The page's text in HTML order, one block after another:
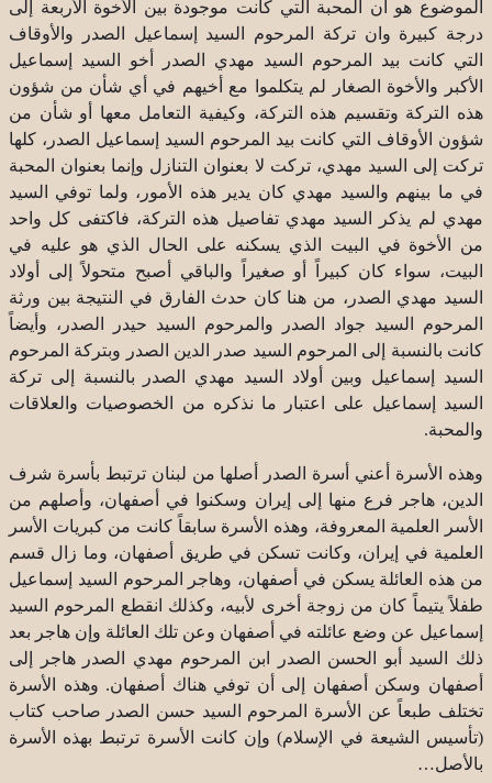
الموضوع هو أن المحبة التي كانت موجودة بين الأخوة الأربعة إلى
درجة كبيرة وان تركة المرحوم السيد إسماعيل الصدر والأوقاف
التي كانت بيد المرحوم السيد مهدي الصدر أخو السيد إسماعيل
الأكبر والأخوة الصغار لم يتكلموا مع أخيهم في أي شأن من شؤون
هذه التركة وتقسيم هذه التركة، وكيفية التعامل معها أو شأن من
شؤون الأوقاف التي كانت بيد المرحوم السيد إسماعيل الصدر، كلها
تركت إلى السيد مهدي، تركت لا بعنوان التنازل وإنما بعنوان المحبة
في ما بينهم والسيد مهدي كان يدير هذه الأمور، ولما توفي السيد
مهدي لم يذكر السيد مهدي تفاصيل هذه التركة، فاكتفى كل واحد
من الأخوة في البيت الذي يسكنه على الحال الذي هو عليه في
البيت، سواء كان كبيراً أو صغيراً والباقي أصبح متحولاً إلى أولاد
السيد مهدي الصدر، من هنا كان حدث الفارق في النتيجة بين ورثة
المرحوم السيد جواد الصدر والمرحوم السيد حيدر الصدر، وأيضاً
كانت بالنسبة إلى المرحوم السيد صدر الدين الصدر وبتركة المرحوم
السيد إسماعيل وبين أولاد السيد مهدي الصدر بالنسبة إلى تركة
السيد إسماعيل على اعتبار ما نذكره من الخصوصيات والعلاقات
والمحبة.
وهذه الأسرة أعني أسرة الصدر أصلها من لبنان ترتبط بأسرة شرف
الدين، هاجر فرع منها إلى إيران وسكنوا في أصفهان، وأصلهم من
الأسر العلمية المعروفة، وهذه الأسرة سابقاً كانت من كبريات الأسر
العلمية في إيران، وكانت تسكن في طريق أصفهان، وما زال قسم
من هذه العائلة يسكن في أصفهان، وهاجر المرحوم السيد إسماعيل
طفلاً يتيماً كان من زوجة أخرى لأبيه، وكذلك انقطع المرحوم السيد
إسماعيل عن وضع عائلته في أصفهان وعن تلك العائلة وإن هاجر بعد
ذلك السيد أبو الحسن الصدر ابن المرحوم مهدي الصدر هاجر إلى
أصفهان وسكن أصفهان إلى أن توفي هناك أصفهان. وهذه الأسرة
تختلف طبعاً عن الأسرة المرحوم السيد حسن الصدر صاحب كتاب
(تأسيس الشيعة في الإسلام) وإن كانت الأسرة ترتبط بهذه الأسرة
بالأصل…